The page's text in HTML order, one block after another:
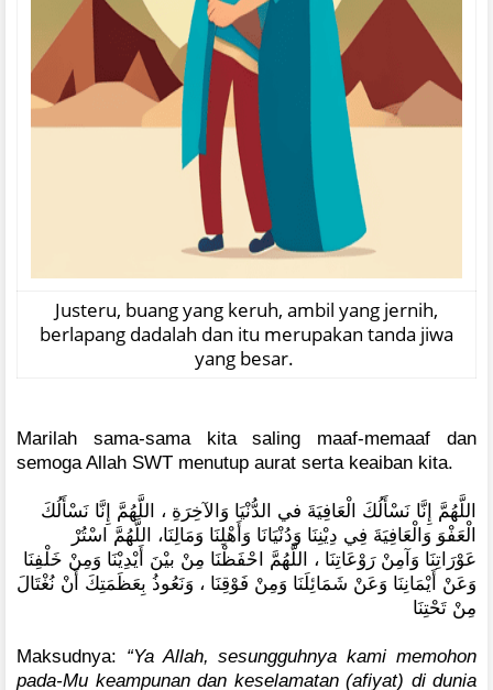
Justeru, buang yang keruh, ambil yang jernih,
berlapang dadalah dan itu merupakan tanda jiwa
yang besar.
Marilah sama-sama kita saling maaf-memaaf dan
semoga Allah SWT menutup aurat serta keaiban kita.
اللَّهُمَّ إِنَّا نَسْأَلُكَ الْعَافِيَةَ في الدُّنْيَا وَالآخِرَةِ ، اللَّهُمَّ إِنَّا نَسْأَلُكَ
الْعَفْوَ وَالْعَافِيَةَ فِي دِيْنِنَا وَدُنْيَانَا وَأَهْلِنَا وَمَالِنَا، اللَّهُمَّ اسْتُرْ
عَوْرَاتِنَا وَآمِنْ رَوْعَاتِنَا ، اللَّهُمَّ احْفَظْنَا مِنْ بيْنَ أَيْدِيْنَا وَمِنْ خَلْفِنَا
وَعَنْ أَيْمَانِنَا وَعَنْ شَمَائِلَنَا وَمِنْ فَوْقِنَا ، وَنَعُوذُ بِعَظَمَتِكَ أَنْ نُغْتَالَ
مِنْ تَحْتِنَا
Maksudnya: “Ya Allah, sesungguhnya kami memohon
pada-Mu keampunan dan keselamatan (afiyat) di dunia